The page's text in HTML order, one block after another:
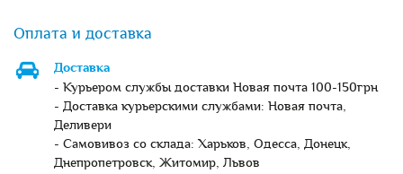
Оплата и доставка
Доставка
- Курьером службы доставки Новая почта 100-150грн
- Доставка курьерскими службами: Новая почта,
Деливери
- Самовивоз со склада: Харьков, Одесса, Донецк,
Днепропетровск, Житомир, Львов